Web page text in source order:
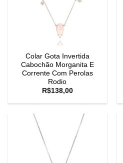
Colar Gota Invertida
Cabochão Morganita E
Corrente Com Perolas
Rodio
R$138,00